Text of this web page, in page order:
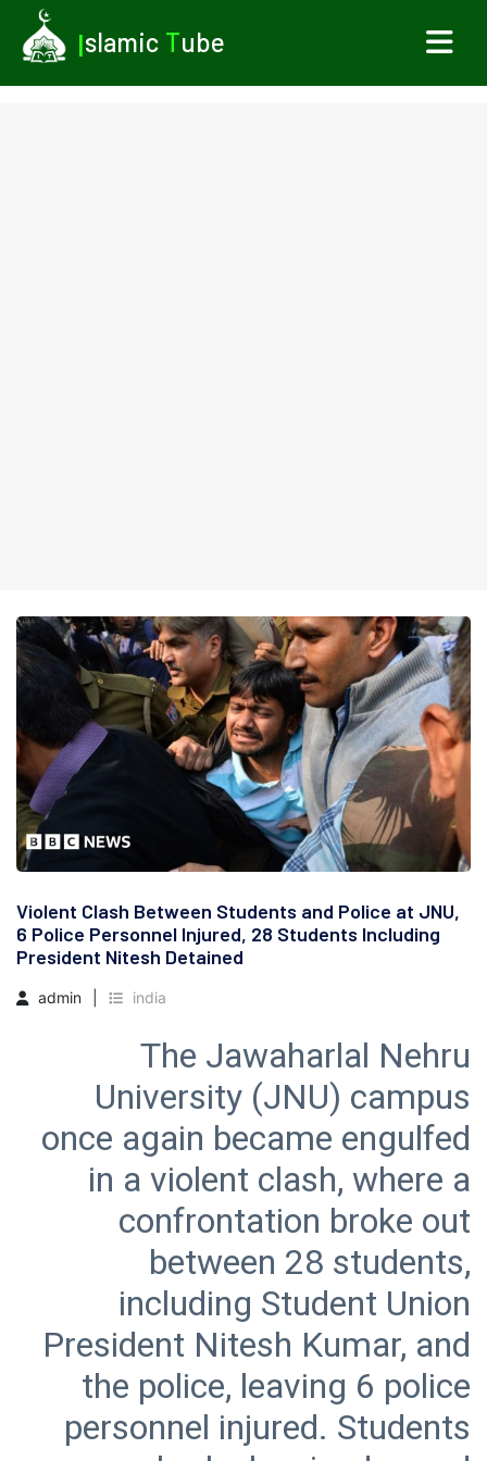
Islamic Tube
Violent Clash Between Students and Police at JNU,
6 Police Personnel Injured, 28 Students Including
President Nitesh Detained
admin india
The Jawaharlal Nehru
University (JNU) campus
once again became engulfed
in a violent clash, where a
confrontation broke out
between 28 students,
including Student Union
President Nitesh Kumar, and
the police, leaving 6 police
personnel injured. Students